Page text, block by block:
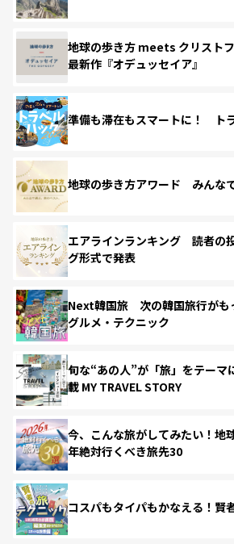
地球の歩き方 meets クリスト
最新作『オデュッセイア』
準備も滞在もスマートに！ ト
地球の歩き方アワード みんな
エアラインランキング 読者の
グ形式で発表
Next韓国旅 次の韓国旅行がも
グルメ・テクニック
旬な“あの人”が「旅」をテーマ
載 MY TRAVEL STORY
今、こんな旅がしてみたい！地
年絶対行くべき旅先30
コスパもタイパもかなえる！賢